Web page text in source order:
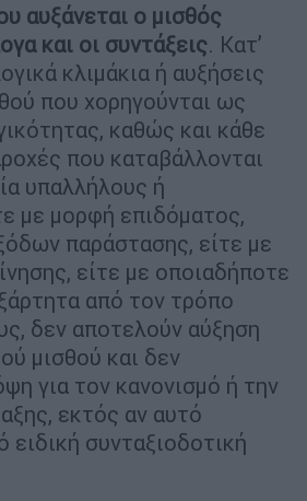
αυξάνεται ο μισθός
και οι συντάξεις. Κατ’
κλιμάκια ή αυξήσεις
που χορηγούνται ως
καθώς και κάθε
που καταβάλλονται
υπαλλήλους ή
με μορφή επιδόματος,
παράστασης, είτε με
είτε με οποιαδήποτε
από τον τρόπο
δεν αποτελούν αύξηση
μισθού και δεν
για τον κανονισμό ή την
εκτός αν αυτό
συνταξιοδοτική